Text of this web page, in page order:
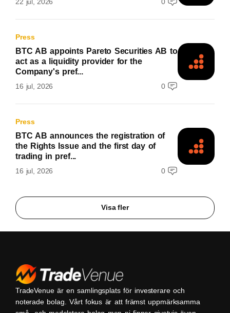
Press
BTC AB appoints Pareto Securities AB to
act as a liquidity provider for the
Company's pref...
16 jul, 2026 0
Press
BTC AB announces the registration of
the Rights Issue and the first day of
trading in pref...
16 jul, 2026 0
Visa fler
TradeVenue är en samlingsplats för investerare och
noterade bolag. Vårt fokus är att främst uppmärksamma